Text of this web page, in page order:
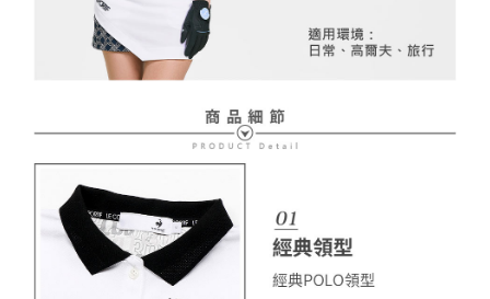
權轉讓予恩沛科技股份有限公司。
２．關於個人資料處理事宜，請瀏覽以下網址：
https://aftee.tw/terms/#terms3
３．未成年的使用者請事先徵得法定代理人或監護人之同意方可使用
４．使用「AFTEE先享後付」時，將依據個別帳號之用戶狀況，依本公司即
時審查核予不同之上限額度；若仍有額度不足之情形，本公司將視審查結果
請求用戶進行身份認證。
５．嚴禁一人註冊多個帳號或使用他人資訊註冊。若發現惡意使用之情形，
恩沛科技股份有限公司將有權停止該用戶之使用額度並採取法律行動。
付款後7-11取貨